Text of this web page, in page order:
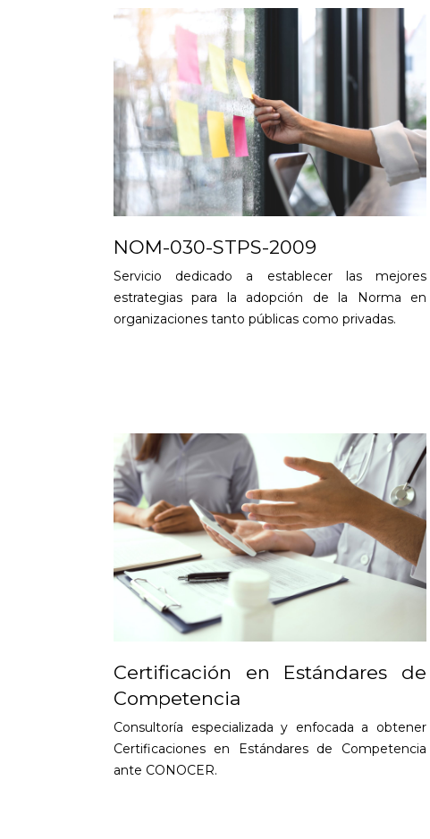
NOM-030-STPS-2009
Servicio dedicado a establecer las mejores
estrategias para la adopción de la Norma en
organizaciones tanto públicas como privadas.
Certificación en Estándares de
Competencia
Consultoría especializada y enfocada a obtener
Certificaciones en Estándares de Competencia
ante CONOCER.